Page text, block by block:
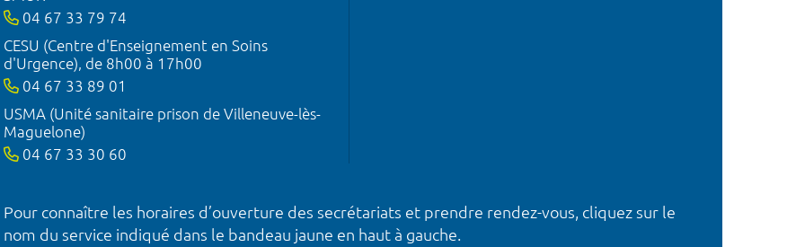
04 67 33 79 74
CESU (Centre d'Enseignement en Soins
d'Urgence), de 8h00 à 17h00
04 67 33 89 01
USMA (Unité sanitaire prison de Villeneuve-lès-
Maguelone)
04 67 33 30 60
Pour connaître les horaires d’ouverture des secrétariats et prendre rendez-vous, cliquez sur le
nom du service indiqué dans le bandeau jaune en haut à gauche.